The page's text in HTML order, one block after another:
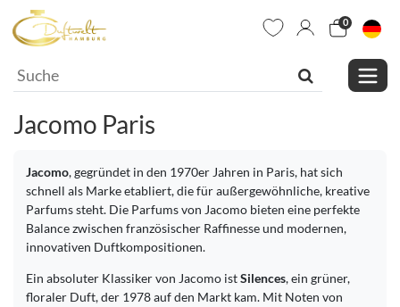
0
Jacomo Paris
Jacomo, gegründet in den 1970er Jahren in Paris, hat sich
schnell als Marke etabliert, die für außergewöhnliche, kreative
Parfums steht. Die Parfums von Jacomo bieten eine perfekte
Balance zwischen französischer Raffinesse und modernen,
innovativen Duftkompositionen.
Ein absoluter Klassiker von Jacomo istSilences, ein grüner,
floraler Duft, der 1978 auf den Markt kam. Mit Noten von